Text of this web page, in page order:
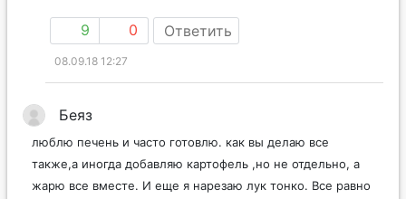
9 0 Ответить
08.09.18 12:27
Беяз
люблю печень и часто готовлю. как вы делаю все
также,а иногда добавляю картофель ,но не отдельно, а
жарю все вместе. И еще я нарезаю лук тонко. Все равно